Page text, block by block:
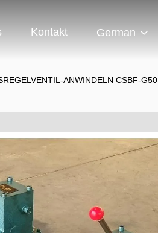
Kontakt German
ANWINDELN CSBF-G50